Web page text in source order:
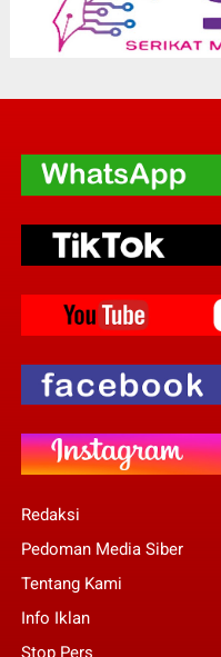
Redaksi
Pedoman Media Siber
Tentang Kami
Info Iklan
Stop Pers